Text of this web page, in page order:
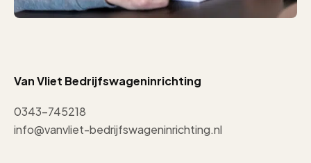
Van Vliet Bedrijfswageninrichting
0343-745218
info@vanvliet-bedrijfswageninrichting.nl